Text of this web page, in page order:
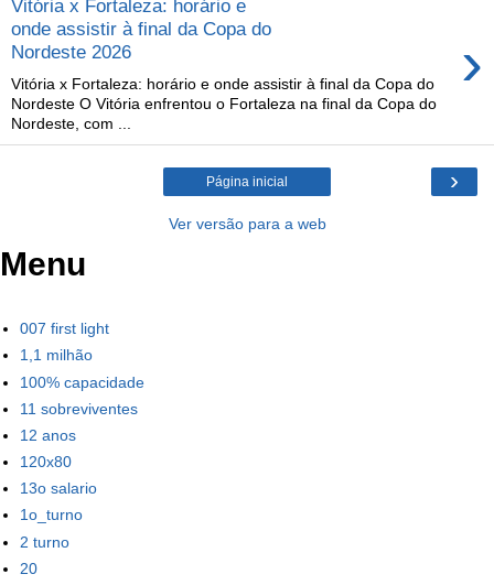
Vitória x Fortaleza: horário e
onde assistir à final da Copa do
Nordeste 2026
›
Vitória x Fortaleza: horário e onde assistir à final da Copa do
Nordeste O Vitória enfrentou o Fortaleza na final da Copa do
Nordeste, com ...
›
Página inicial
Ver versão para a web
Menu
007 first light
1,1 milhão
100% capacidade
11 sobreviventes
12 anos
120x80
13o salario
1o_turno
2 turno
20